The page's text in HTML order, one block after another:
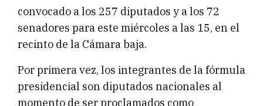
convocado a los 257 diputados y a los 72
senadores para este miércoles a las 15, en el
recinto de la Cámara baja.
Por primera vez, los integrantes de la fórmula
presidencial son diputados nacionales al
momento de ser proclamados como